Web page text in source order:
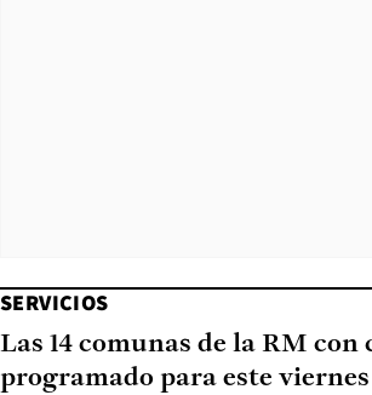
SERVICIOS
Las 14 comunas de la RM con
programado para este viernes